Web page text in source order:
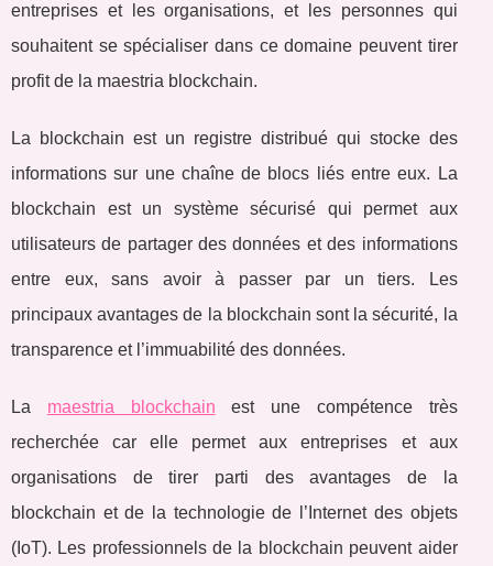
entreprises et les organisations, et les personnes qui
souhaitent se spécialiser dans ce domaine peuvent tirer
profit de la maestria blockchain.
La blockchain est un registre distribué qui stocke des
informations sur une chaîne de blocs liés entre eux. La
blockchain est un système sécurisé qui permet aux
utilisateurs de partager des données et des informations
entre eux, sans avoir à passer par un tiers. Les
principaux avantages de la blockchain sont la sécurité, la
transparence et l’immuabilité des données.
La maestria blockchain est une compétence très
recherchée car elle permet aux entreprises et aux
organisations de tirer parti des avantages de la
blockchain et de la technologie de l’Internet des objets
(IoT). Les professionnels de la blockchain peuvent aider